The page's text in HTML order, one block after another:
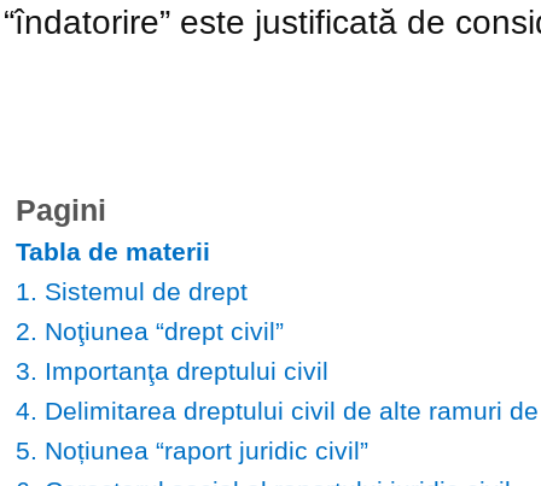
“îndatorire” este justificată de
Pagini
Tabla de materii
1. Sistemul de drept
2. Noţiunea “drept civil”
3. Importanţa dreptului civil
4. Delimitarea dreptului civil de alte ramuri
5. Noțiunea “raport juridic civil”